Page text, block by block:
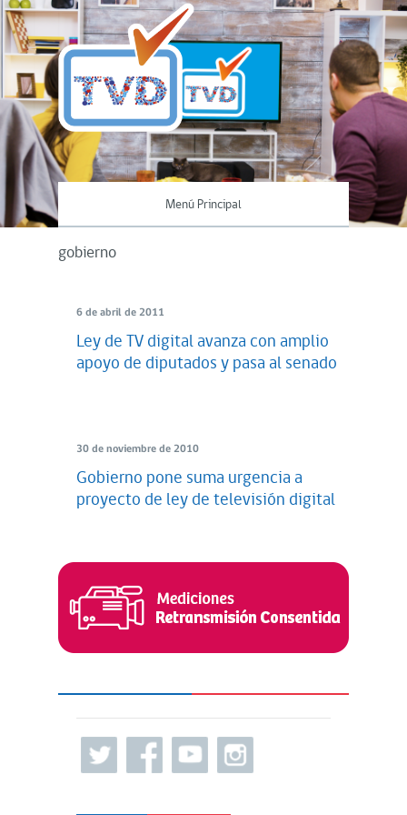
Menú Principal
gobierno
6 de abril de 2011
Ley de TV digital avanza con amplio
apoyo de diputados y pasa al senado
30 de noviembre de 2010
Gobierno pone suma urgencia a
proyecto de ley de televisión digital